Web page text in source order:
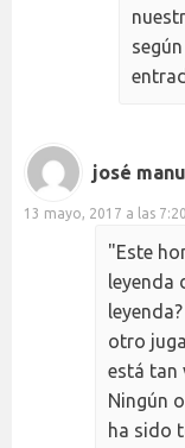
josé
13 mayo, 2017 a las
"Este
leyenda
otro
está tan
Ningún
ha sido